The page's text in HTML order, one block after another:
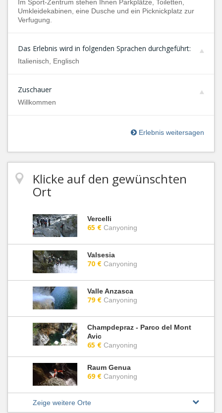
Im Sport-Zentrum stehen Ihnen Parkplätze, Toiletten,
Umkleidekabinen, eine Dusche und ein Picknickplatz zur
Verfugung.
Das Erlebnis wird in folgenden Sprachen durchgeführt:
Italienisch, Englisch
Zuschauer
Willkommen
Erlebnis weitersagen
Klicke auf den gewünschten
Ort
Vercelli
65 € Canyoning
Valsesia
70 € Canyoning
Valle Anzasca
79 € Canyoning
Champdepraz - Parco del Mont
Avic
65 € Canyoning
Raum Genua
69 € Canyoning
Zeige weitere Orte